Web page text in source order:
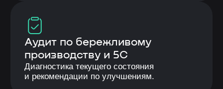
рагламентации процессов и внедрения
стандартов операционных и процедур
30%
Снижение потерь — Проводим
картирование процесса, выявляем все